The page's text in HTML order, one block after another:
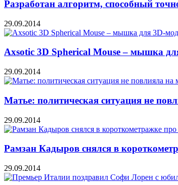
Разработан алгоритм, способный
29.09.2014
Axsotic 3D Spherical Mouse – мышка
29.09.2014
Матье: политическая ситуация не
29.09.2014
Рамзан Кадыров снялся в
29.09.2014